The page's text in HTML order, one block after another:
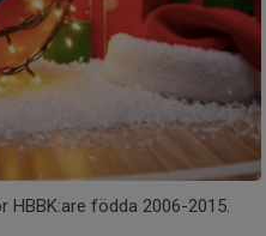
HBBK:are födda 2006-2015.